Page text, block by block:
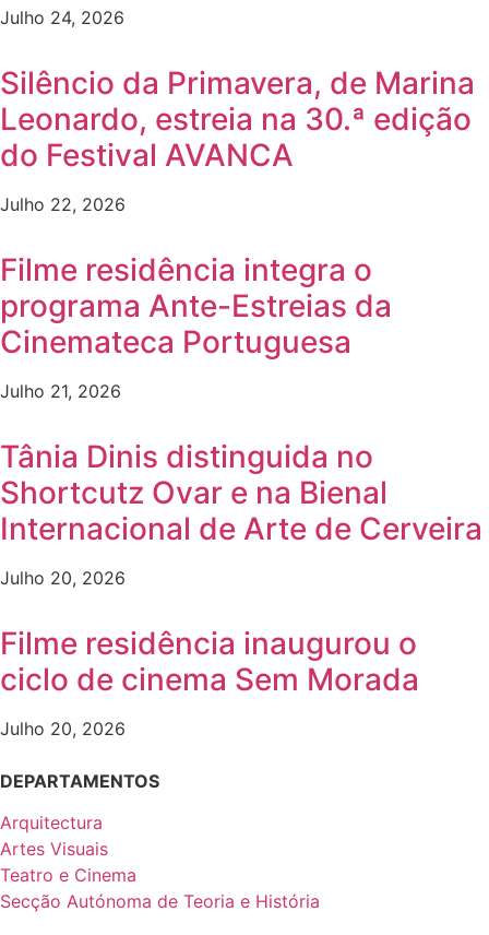
Julho 24, 2026
Silêncio da Primavera, de Marina
Leonardo, estreia na 30.ª edição
do Festival AVANCA
Julho 22, 2026
Filme residência integra o
programa Ante-Estreias da
Cinemateca Portuguesa
Julho 21, 2026
Tânia Dinis distinguida no
Shortcutz Ovar e na Bienal
Internacional de Arte de Cerveira
Julho 20, 2026
Filme residência inaugurou o
ciclo de cinema Sem Morada
Julho 20, 2026
DEPARTAMENTOS
Arquitectura
Artes Visuais
Teatro e Cinema
Secção Autónoma de Teoria e História